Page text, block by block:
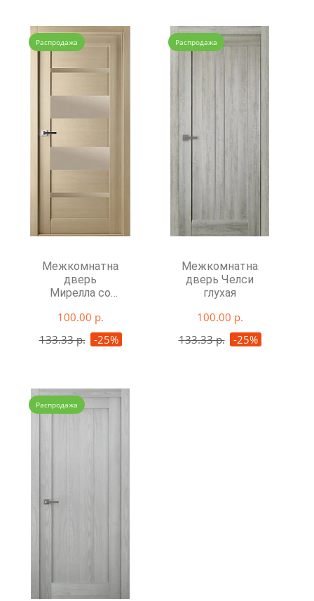
Распродажа
Межкомнатная
дверь
Мирелла со
100.00 р.
133.33 р.
-25%
Распродажа
Межкомнатная
дверь Челси
глухая
100.00 р.
133.33 р.
-25%
Распродажа